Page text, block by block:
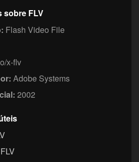
sobre FLV
Flash Video File
x-flv
Adobe Systems
2002